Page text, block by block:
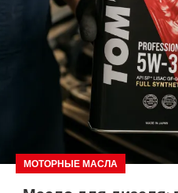
МОТОРНЫЕ МАСЛА